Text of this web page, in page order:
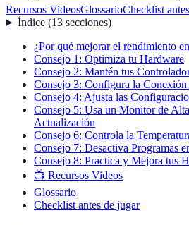
Recursos VideosGlossarioChecklist
Índice(13 secciones)
¿Por qué mejorar el rendimiento
Consejo 1: Optimiza tu Hardware
Consejo 2: Mantén tus
Consejo 3: Configura la Conexión
Consejo 4: Ajusta las
Consejo 5: Usa un Monitor de
Actualización
Consejo 6: Controla la
Consejo 7: Desactiva Programas
Consejo 8: Practica y Mejora tus
📺 Recursos Videos
Glossario
Checklist antes de jugar